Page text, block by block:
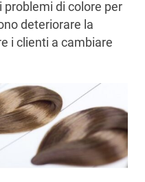
di colore per
deteriorare la
i clienti a cambiare